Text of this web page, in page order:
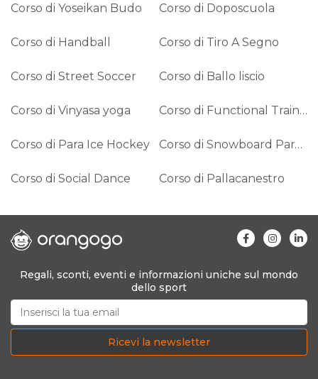
Corso di Yoseikan Budo Corso di Doposcuola
Corso di Handball Corso di Tiro A Segno
Corso di Street Soccer Corso di Ballo liscio
Corso di Vinyasa yoga Corso di Functional Training
Corso di Para Ice Hockey Corso di Snowboard Paralimpico
Corso di Social Dance Corso di Pallacanestro
Regali, sconti, eventi e informazioni uniche sul mondo
dello sport
Ricevi la newsletter